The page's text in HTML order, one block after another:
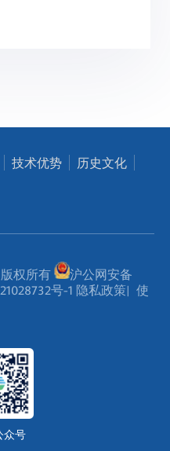
技术优势 历史文化
权所有
沪公网安备
号-1 隐私政策| 使
众号